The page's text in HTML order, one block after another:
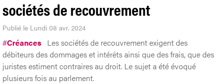
sociétés de recouvrement
Publié le Lundi 08 avr. 2024
#Créances Les sociétés de recouvrement exigent des
débiteurs des dommages et intérêts ainsi que des frais, que des
juristes estiment contraires au droit. Le sujet a été évoqué
plusieurs fois au parlement.